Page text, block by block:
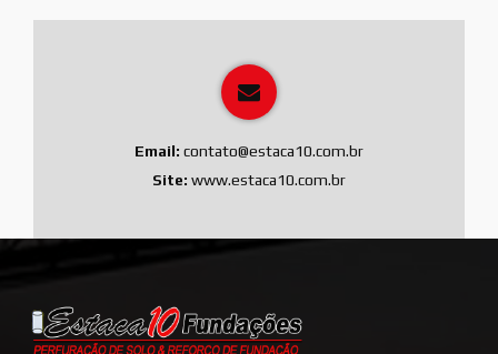
Email: contato@estaca10.com.br
Site: www.estaca10.com.br